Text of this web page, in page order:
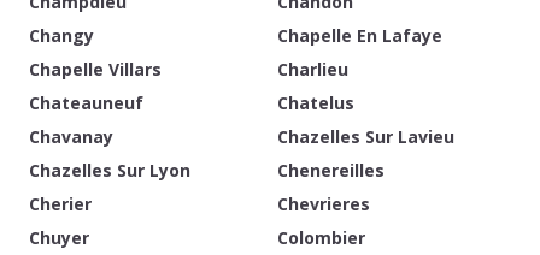
Changy
Chapelle En Lafaye
Chapelle Villars
Charlieu
Chateauneuf
Chatelus
Chavanay
Chazelles Sur Lavieu
Chazelles Sur Lyon
Chenereilles
Cherier
Chevrieres
Chuyer
Colombier